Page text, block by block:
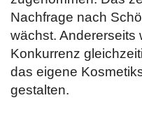
Nachfrage nach
wächst. Andererseits
Konkurrenz
das eigene
gestalten.